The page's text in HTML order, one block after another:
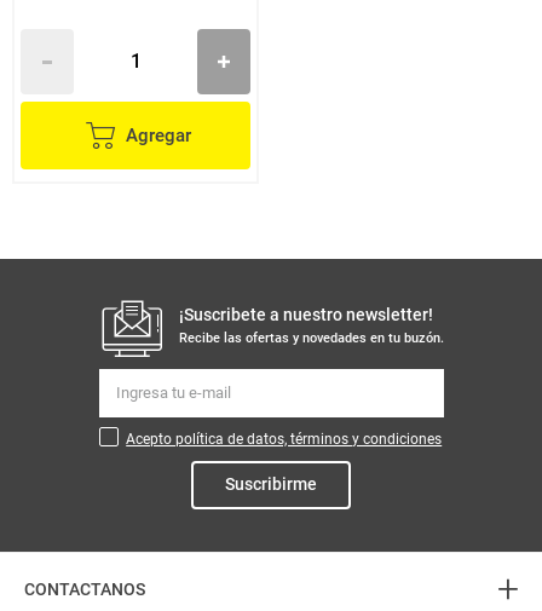
Agregar
¡Suscribete a nuestro newsletter!
Recibe las ofertas y novedades en tu buzón.
Acepto política de datos, términos y condiciones
Suscribirme
CONTACTANOS +